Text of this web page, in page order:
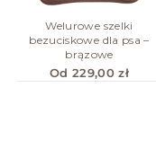
Welurowe szelki
bezuciskowe dla psa –
brązowe
Od 229,00 zł